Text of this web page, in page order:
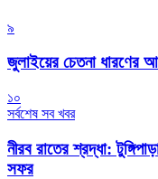
৯
জুলাইয়ের চেতনা ধারণের
১০
সর্বশেষ সব খবর
নীরব রাতের শ্রদ্ধা:
সফর